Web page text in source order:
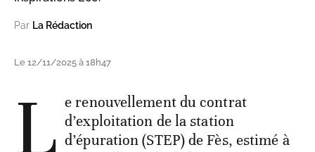
Par La Rédaction
Le 12/11/2025 à 18h47
L e renouvellement du contrat
d’exploitation de la station
d’épuration (STEP) de Fès, estimé à